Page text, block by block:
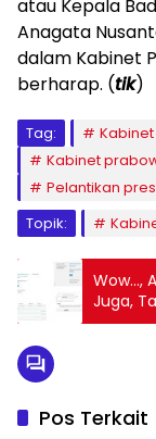
atau Kepala
Anagata
dalam Kabinet
berharap. (tik)
Tag: Kabinet
Kabinet
Pelantikan
Topik:
Wow…,
Juga,
Pos Terkait